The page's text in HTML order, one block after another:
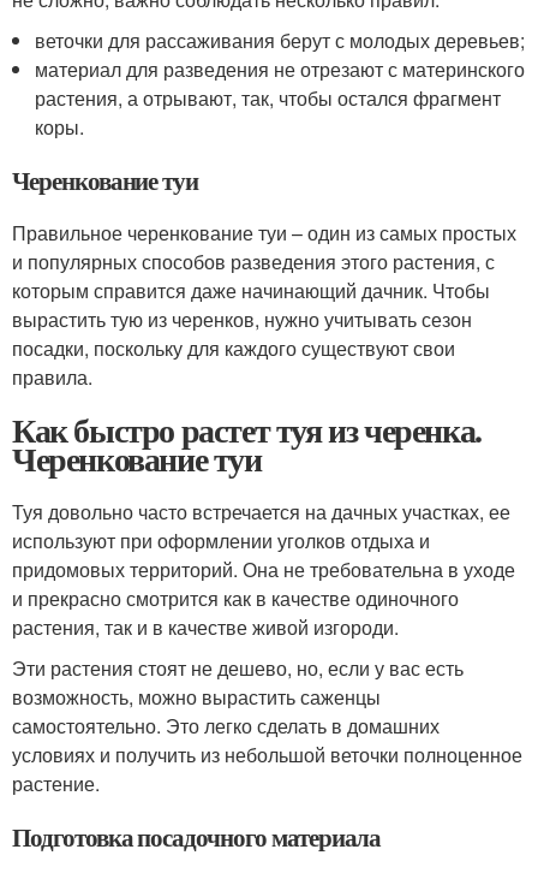
веточки для рассаживания берут с молодых деревьев;
материал для разведения не отрезают с материнского
растения, а отрывают, так, чтобы остался фрагмент
коры.
Черенкование туи
Правильное черенкование туи – один из самых простых
и популярных способов разведения этого растения, с
которым справится даже начинающий дачник. Чтобы
вырастить тую из черенков, нужно учитывать сезон
посадки, поскольку для каждого существуют свои
правила.
Как быстро растет туя из черенка.
Черенкование туи
Туя довольно часто встречается на дачных участках, ее
используют при оформлении уголков отдыха и
придомовых территорий. Она не требовательна в уходе
и прекрасно смотрится как в качестве одиночного
растения, так и в качестве живой изгороди.
Эти растения стоят не дешево, но, если у вас есть
возможность, можно вырастить саженцы
самостоятельно. Это легко сделать в домашних
условиях и получить из небольшой веточки полноценное
растение.
Подготовка посадочного материала